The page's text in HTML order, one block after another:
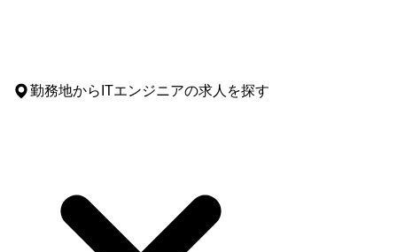
勤務地からITエンジニアの求人を探す